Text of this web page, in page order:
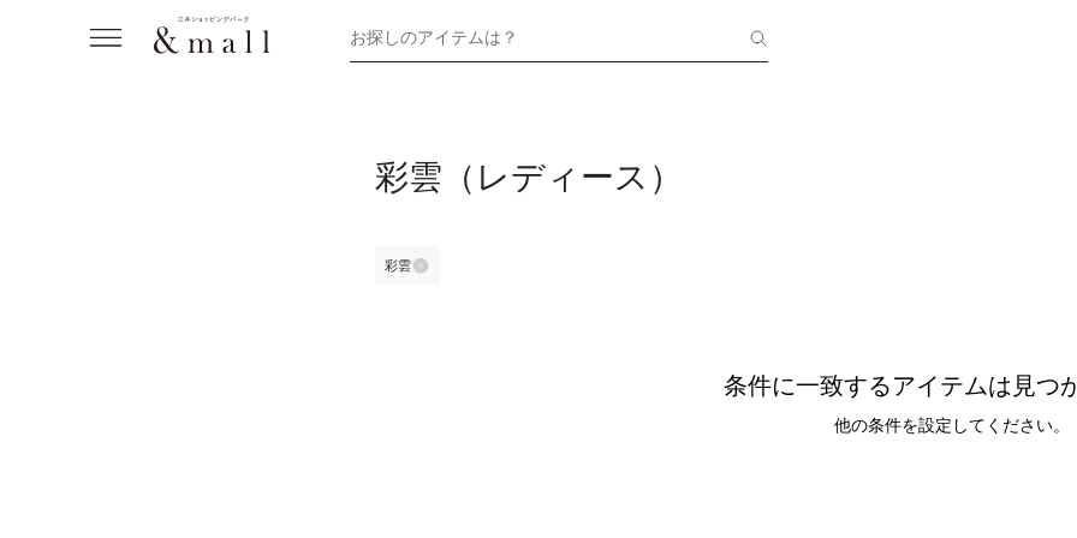
お探しのアイテムは？
彩雲（レディース）
彩雲
条件に一致するアイテムは見つ
他の条件を設定してください。